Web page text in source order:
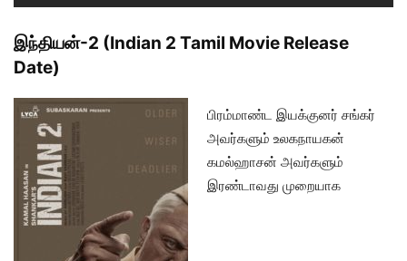
இந்தியன்-2 (Indian 2 Tamil Movie Release
Date)
பிரம்மாண்ட இயக்குனர் சங்கர்
அவர்களும் உலகநாயகன்
கமல்ஹாசன் அவர்களும்
இரண்டாவது முறையாக